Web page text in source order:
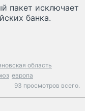
пакет исключает
банка.
область
европа
93 просмотров всего.